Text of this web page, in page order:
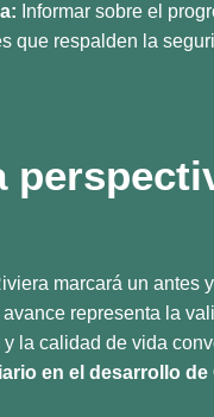
Informar sobre el
que respalden la
marcará un antes
avance representa la
la calidad de vida
en el desarrollo de